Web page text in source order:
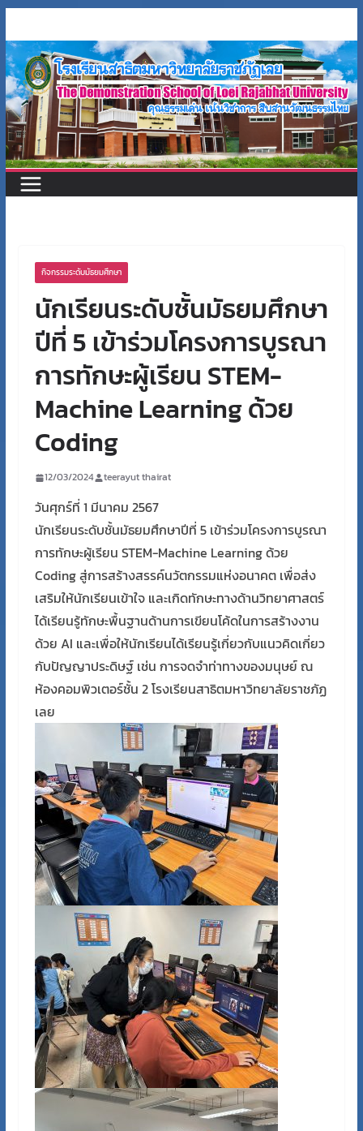
to
content
กิจกรรมระดับมัธยมศึกษา
นักเรียนระดับชั้นมัธยมศึกษา
ปีที่ 5 เข้าร่วมโครงการบูรณา
การทักษะผู้เรียน STEM-
Machine Learning ด้วย
Coding
12/03/2024 teerayut thairat
วันศุกร์ที่ 1 มีนาคม 2567
นักเรียนระดับชั้นมัธยมศึกษาปีที่ 5 เข้าร่วมโครงการบูรณา
การทักษะผู้เรียน STEM-Machine Learning ด้วย
Coding สู่การสร้างสรรค์นวัตกรรมแห่งอนาคต เพื่อส่ง
เสริมให้นักเรียนเข้าใจ และเกิดทักษะทางด้านวิทยาศาสตร์
ได้เรียนรู้ทักษะพื้นฐานด้านการเขียนโค้ดในการสร้างงาน
ด้วย AI และเพื่อให้นักเรียนได้เรียนรู้เกี่ยวกับแนวคิดเกี่ยว
กับปัญญาประดิษฐ์ เช่น การจดจำท่าทางของมนุษย์ ณ
ห้องคอมพิวเตอร์ชั้น 2 โรงเรียนสาธิตมหาวิทยาลัยราชภัฏ
เลย